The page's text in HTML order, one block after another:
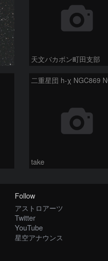
天文バカボン町田支部
take
Follow
アストロアーツ
Twitter
YouTube
星空アナウンス